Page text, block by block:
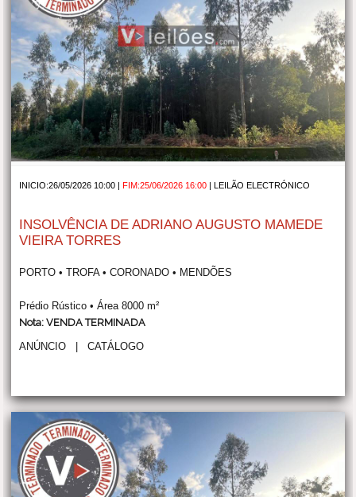
INICIO:26/05/2026 10:00 |FIM:25/06/2026 16:00 |LEILÃO ELECTRÓNICO
INSOLVÊNCIA DE ADRIANO AUGUSTO MAMEDE
VIEIRA TORRES
PORTO • TROFA • CORONADO • MENDÕES
Prédio Rústico • Área 8000 m²
Nota: VENDA TERMINADA
ANÚNCIO |CATÁLOGO